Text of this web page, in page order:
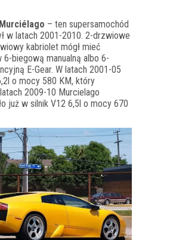
– ten supersamochód
w latach 2001-2010. 2-drzwiowe
kabriolet mógł mieć
biegową manualną albo 6-
E-Gear. W latach 2001-05
o mocy 580 KM, który
2009-10 Murcielago
już w silnik V12 6,5l o mocy 670